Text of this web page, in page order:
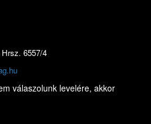
6557/4
válaszolunk levelére, akkor